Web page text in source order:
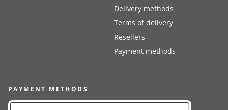
Delivery methods
Terms of delivery
Resellers
Payment methods
PAYMENT METHODS